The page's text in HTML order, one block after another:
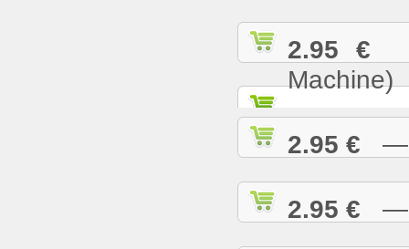
2.95 €
Machine)
2.95 € —
2.95 € —